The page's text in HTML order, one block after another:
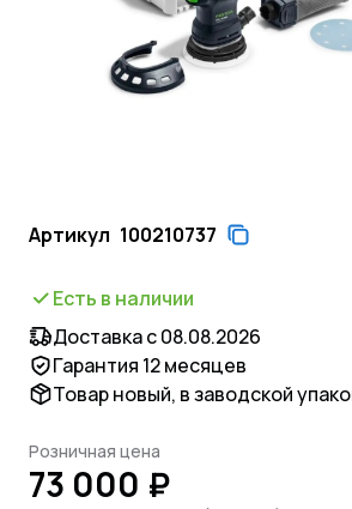
Артикул 100210737
Есть в наличии
Доставка с 08.08.2026
Гарантия 12 месяцев
Товар новый, в заводской
Розничная цена
73 000 ₽